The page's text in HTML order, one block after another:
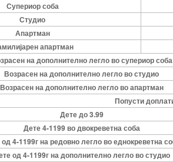
Супериор соба
Студио
Апартман
апартман
на дополнително легло во супериор соба
Возрасен на дополнително легло во студио
Возрасен на дополнително легло во апартман
Попусти
Дете до 3.99
Дете 4-1199 во двокреветна соба
4-1199г на редовно легло во еднокреветна
од 4-1199г на дополнително легло во студио